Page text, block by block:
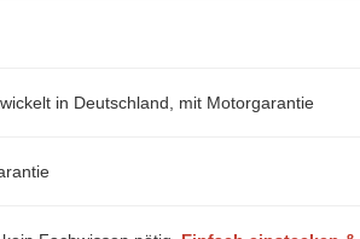
in Deutschland, mit Motorgarantie